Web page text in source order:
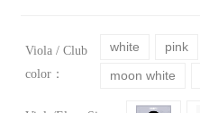
Viola / Club
color：
white pink
moon white